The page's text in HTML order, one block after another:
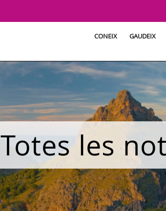
CONEIX GAUDEIX
Totes les